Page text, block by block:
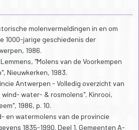
molenvermeldingen in en om
1000-jarige geschiedenis der
1986.
"Molens van de Voorkempen
Nieuwkerken, 1983.
Antwerpen - Volledig overzicht van
water- & rosmolens", Kinrooi,
1986, p. 10.
en watermolens van de provincie
1835-1990. Deel 1. Gemeenten A-